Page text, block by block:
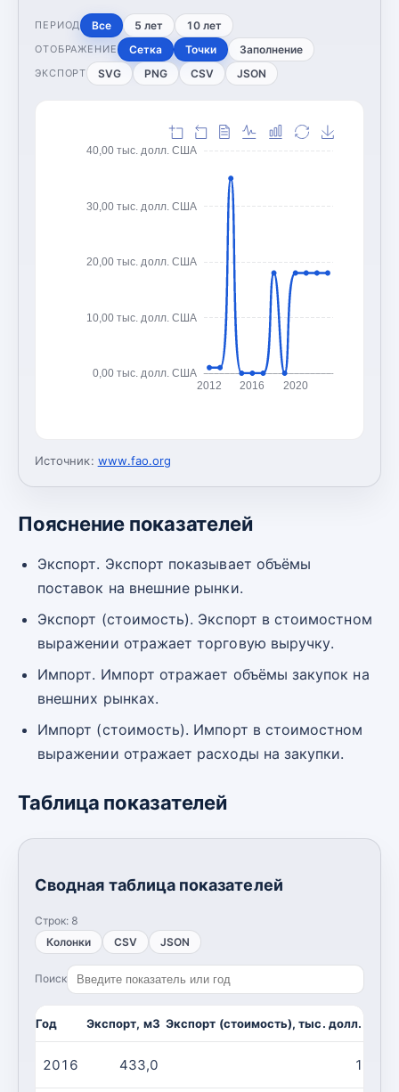
ПЕРИОД Все 5 лет 10 лет
ОТОБРАЖЕНИЕ Сетка Точки Заполнение
ЭКСПОРТ SVG PNG CSV JSON
0,00 тыс. долл. США
10,00 тыс. долл. США
20,00 тыс. долл. США
30,00 тыс. долл. США
40,00 тыс. долл. США
2012 2016 2020
Источник: www.fao.org
Пояснение показателей
Экспорт. Экспорт показывает объёмы
поставок на внешние рынки.
Экспорт (стоимость). Экспорт в стоимостном
выражении отражает торговую выручку.
Импорт. Импорт отражает объёмы закупок на
внешних рынках.
Импорт (стоимость). Импорт в стоимостном
выражении отражает расходы на закупки.
Таблица показателей
Сводная таблица показателей
Строк: 8
Колонки
CSV JSON
Поиск
Год Экспорт, м3 Экспорт (стоимость), тыс. долл. США
2016 433,0 195,0